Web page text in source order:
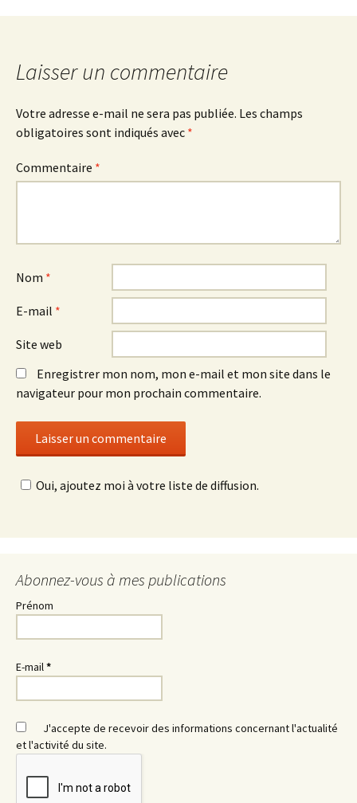
des
articles
Laisser un commentaire
Votre adresse e-mail ne sera pas publiée. Les champs
obligatoires sont indiqués avec *
Commentaire *
Nom *
E-mail *
Site web
Enregistrer mon nom, mon e-mail et mon site dans le
navigateur pour mon prochain commentaire.
Oui, ajoutez moi à votre liste de diffusion.
Abonnez-vous à mes publications
Prénom
E-mail*
J'accepte de recevoir des informations concernant l'actualité
et l'activité du site.